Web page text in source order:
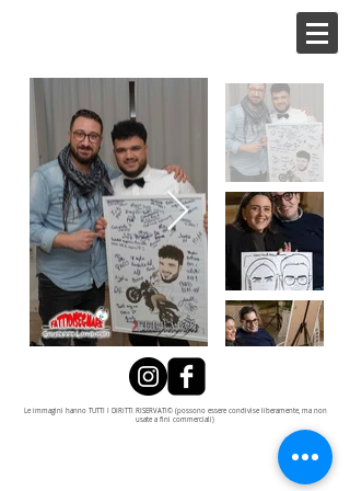
Le immagini hanno TUTTI I DIRITTI RISERVATI© (possono essere condivise liberamente, ma non
usate a fini commerciali)